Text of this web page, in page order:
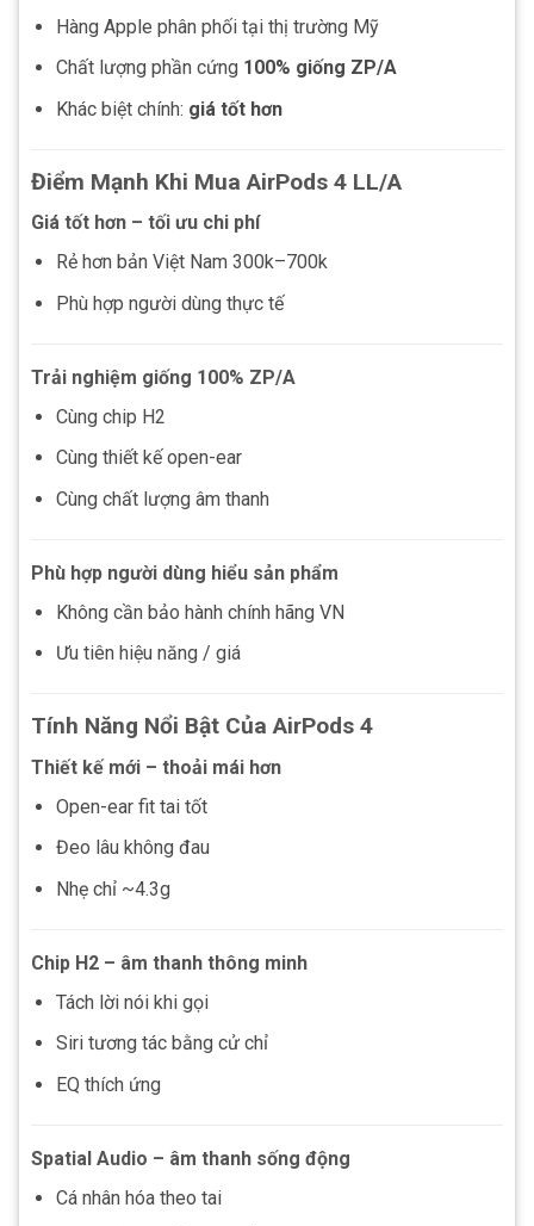
Hàng Apple phân phối tại thị trường Mỹ
Chất lượng phần cứng 100% giống ZP/A
Khác biệt chính: giá tốt hơn
Điểm Mạnh Khi Mua AirPods 4 LL/A
Giá tốt hơn – tối ưu chi phí
Rẻ hơn bản Việt Nam 300k–700k
Phù hợp người dùng thực tế
Trải nghiệm giống 100% ZP/A
Cùng chip H2
Cùng thiết kế open-ear
Cùng chất lượng âm thanh
Phù hợp người dùng hiểu sản phẩm
Không cần bảo hành chính hãng VN
Ưu tiên hiệu năng / giá
Tính Năng Nổi Bật Của AirPods 4
Thiết kế mới – thoải mái hơn
Open-ear fit tai tốt
Đeo lâu không đau
Nhẹ chỉ ~4.3g
Chip H2 – âm thanh thông minh
Tách lời nói khi gọi
Siri tương tác bằng cử chỉ
EQ thích ứng
Spatial Audio – âm thanh sống động
Cá nhân hóa theo tai